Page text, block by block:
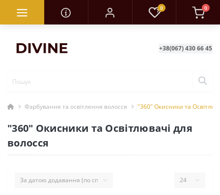
0 0
+38(067) 430 66 45
Фарбування та освітлення волосся "360" Окисники та
"360" Окисники та Освітлювачі для
волосся